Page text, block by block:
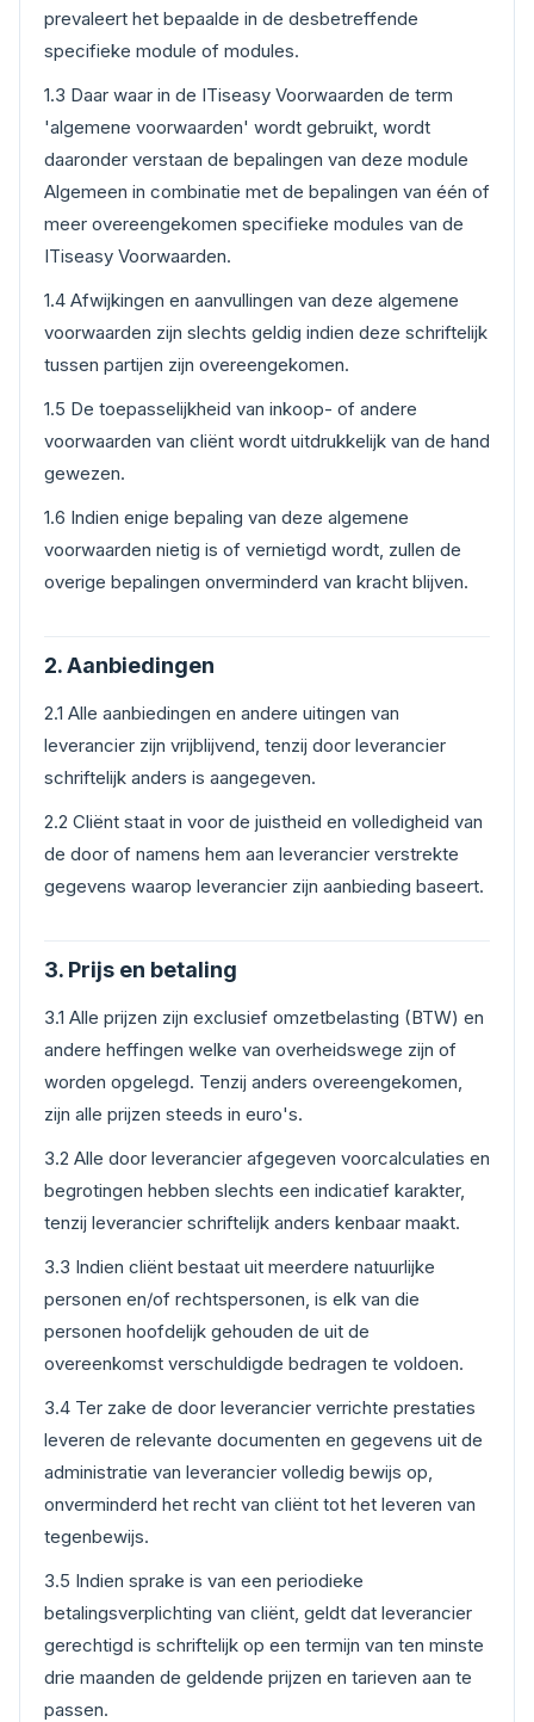
prevaleert het bepaalde in de desbetreffende
specifieke module of modules.
1.3 Daar waar in de ITiseasy Voorwaarden de term
'algemene voorwaarden' wordt gebruikt, wordt
daaronder verstaan de bepalingen van deze module
Algemeen in combinatie met de bepalingen van één of
meer overeengekomen specifieke modules van de
ITiseasy Voorwaarden.
1.4 Afwijkingen en aanvullingen van deze algemene
voorwaarden zijn slechts geldig indien deze schriftelijk
tussen partijen zijn overeengekomen.
1.5 De toepasselijkheid van inkoop- of andere
voorwaarden van cliënt wordt uitdrukkelijk van de hand
gewezen.
1.6 Indien enige bepaling van deze algemene
voorwaarden nietig is of vernietigd wordt, zullen de
overige bepalingen onverminderd van kracht blijven.
2. Aanbiedingen
2.1 Alle aanbiedingen en andere uitingen van
leverancier zijn vrijblijvend, tenzij door leverancier
schriftelijk anders is aangegeven.
2.2 Cliënt staat in voor de juistheid en volledigheid van
de door of namens hem aan leverancier verstrekte
gegevens waarop leverancier zijn aanbieding baseert.
3. Prijs en betaling
3.1 Alle prijzen zijn exclusief omzetbelasting (BTW) en
andere heffingen welke van overheidswege zijn of
worden opgelegd. Tenzij anders overeengekomen,
zijn alle prijzen steeds in euro's.
3.2 Alle door leverancier afgegeven voorcalculaties en
begrotingen hebben slechts een indicatief karakter,
tenzij leverancier schriftelijk anders kenbaar maakt.
3.3 Indien cliënt bestaat uit meerdere natuurlijke
personen en/of rechtspersonen, is elk van die
personen hoofdelijk gehouden de uit de
overeenkomst verschuldigde bedragen te voldoen.
3.4 Ter zake de door leverancier verrichte prestaties
leveren de relevante documenten en gegevens uit de
administratie van leverancier volledig bewijs op,
onverminderd het recht van cliënt tot het leveren van
tegenbewijs.
3.5 Indien sprake is van een periodieke
betalingsverplichting van cliënt, geldt dat leverancier
gerechtigd is schriftelijk op een termijn van ten minste
drie maanden de geldende prijzen en tarieven aan te
passen.